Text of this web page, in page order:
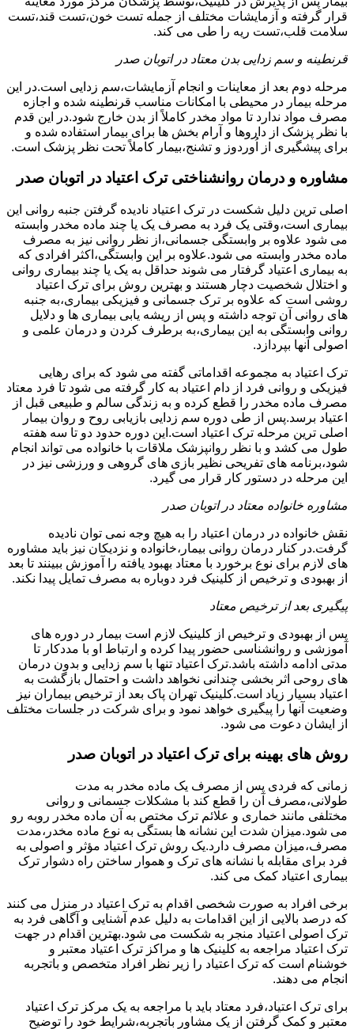
قرار گرفته و آزمایشات مختلف از جمله تست خون،تست قند،تست
سلامت قلب،تست ریه را طی می کند.
قرنطینه و سم زدایی بدن معتاد در اتوبان صدر
مرحله دوم بعد از معاینات و انجام آزمایشات،سم زدایی است.در این
مرحله بیمار در محیطی با امکانات مناسب قرنطینه شده و اجازه
مصرف مواد ندارد تا مواد مخدر کاملاً از بدن خارج شود.در این قدم
با نظر پزشک از داروها و آرام بخش ها برای بیمار استفاده شده و
برای پیشگیری از اُوردوز و تشنج،بیمار کاملاً تحت نظر پزشک است.
مشاوره و درمان روانشناختی ترک اعتیاد در اتوبان صدر
اصلی ترین دلیل شکست در ترک اعتیاد نادیده گرفتن جنبه روانی این
بیماری است،وقتی یک فرد به مصرف یک یا چند ماده مخدر وابسته
می شود علاوه بر وابستگی جسمانی،از نظر روانی نیز به مصرف
ماده مخدر وابسته می شود.علاوه بر این وابستگی،اکثر افرادی که
به بیماری اعتیاد گرفتار می شوند حداقل به یک یا چند بیماری روانی
و اختلال شخصیت دچار هستند و بهترین روش برای ترک اعتیاد
روشی است که علاوه بر ترک جسمانی و فیزیکی بیماری،به جنبه
های روانی آن توجه داشته و پس از ریشه یابی بیماری ها و دلایل
روانی وابستگی به این بیماری،به برطرف کردن و درمان علمی و
اصولی آنها بپردازد.
ترک اعتیاد به مجموعه اقداماتی گفته می شود که برای رهایی
فیزیکی و روانی فرد از دام اعتیاد به کار گرفته می شود تا فرد معتاد
مصرف ماده مخدر را قطع کرده و به زندگی سالم و طبیعی قبل از
اعتیاد برسد.پس از طی دوره سم زدایی بازیابی روح و روان بیمار
اصلی ترین مرحله ترک اعتیاد است.این دوره حدود دو تا سه هفته
طول می کشد و با نظر روانپزشک ملاقات با خانواده می تواند انجام
شود،برنامه های تفریحی نظیر بازی های گروهی و ورزشی نیز در
این مرحله در دستور کار قرار می گیرد.
مشاوره خانواده معتاد در اتوبان صدر
نقش خانواده در درمان اعتیاد را به هیچ وجه نمی توان نادیده
گرفت.در کنار درمان روانی بیمار،خانواده و نزدیکان نیز باید مشاوره
های لازم برای نوع برخورد با معتاد بهبود یافته را آموزش ببینند تا بعد
از بهبودی و ترخیص از کلینیک فرد دوباره به مصرف تمایل پیدا نکند.
پیگیری بعد از ترخیص معتاد
پس از بهبودی و ترخیص از کلینیک لازم است بیمار در دوره های
آموزشی و روانشناسی حضور پیدا کرده و ارتباط او با مددکار تا
مدتی ادامه داشته باشد.ترک اعتیاد تنها با سم زدایی و بدون درمان
های روحی اثر بخشی چندانی نخواهد داشت و احتمال بازگشت به
اعتیاد بسیار زیاد است.کلینیک تهران پاک بعد از ترخیص بیماران نیز
وضعیت آنها را پیگیری خواهد نمود و برای شرکت در جلسات مختلف
از ایشان دعوت می شود.
روش های بهینه برای ترک اعتیاد در اتوبان صدر
زمانی که فردی پس از مصرف یک ماده مخدر به مدت
طولانی،مصرف آن را قطع کند با مشکلات جسمانی و روانی
مختلفی مانند خماری و علائم ترک مختص به آن ماده مخدر روبه رو
می شود.میزان شدت این نشانه ها بستگی به نوع ماده مخدر،مدت
مصرف،میزان مصرف دارد.یک روش ترک اعتیاد مؤثر و اصولی به
فرد برای مقابله با نشانه های ترک و هموار ساختن راه دشوار ترک
بیماری اعتیاد کمک می کند.
برخی افراد به صورت شخصی اقدام به ترک اعتیاد در منزل می کنند
که درصد بالایی از این اقدامات به دلیل عدم آشنایی و آگاهی فرد به
ترک اصولی اعتیاد منجر به شکست می شود.بهترین اقدام در جهت
ترک اعتیاد مراجعه به کلینیک ها و مراکز ترک اعتیاد معتبر و
خوشنام است که ترک اعتیاد را زیر نظر افراد متخصص و باتجربه
انجام می دهند.
برای ترک اعتیاد،فرد معتاد باید با مراجعه به یک مرکز ترک اعتیاد
معتبر و کمک گرفتن از یک مشاور باتجربه،شرایط خود را توضیح